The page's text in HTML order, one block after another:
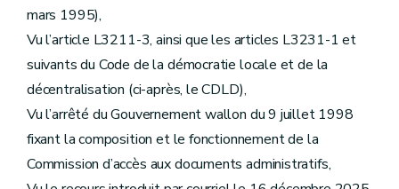
mars 1995),
Vu l’article L3211-3, ainsi que les articles L3231-1 et
suivants du Code de la démocratie locale et de la
décentralisation (ci-après, le CDLD),
Vu l’arrêté du Gouvernement wallon du 9 juillet 1998
fixant la composition et le fonctionnement de la
Commission d’accès aux documents administratifs,